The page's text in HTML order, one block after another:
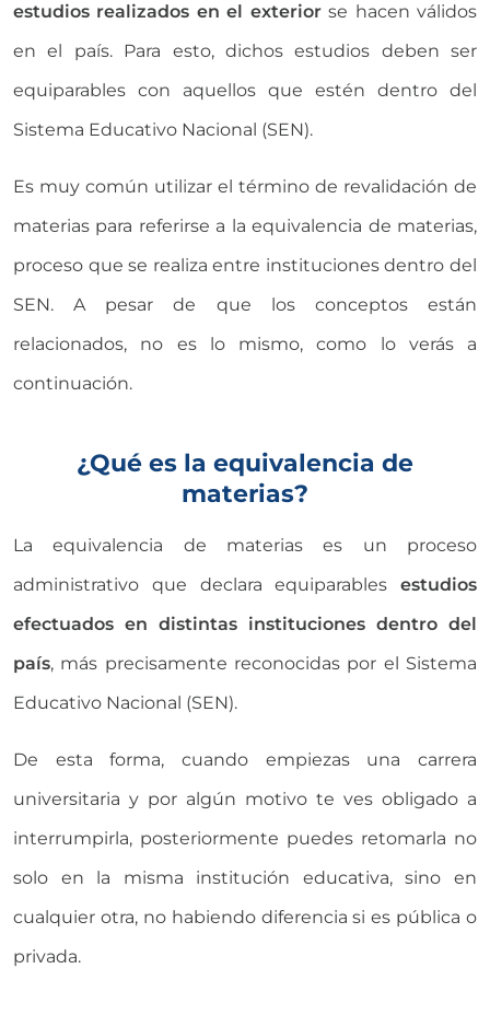
estudios realizados en el exteriorse hacen válidos
en el país. Para esto, dichos estudios deben ser
equiparables con aquellos que estén dentro del
Sistema Educativo Nacional (SEN).
Es muy común utilizar el término de revalidación de
materias para referirse a la equivalencia de materias,
proceso que se realiza entre instituciones dentro del
SEN. A pesar de que los conceptos están
relacionados, no es lo mismo, como lo verás a
continuación.
¿Qué es la equivalencia de
materias?
La equivalencia de materias es un proceso
administrativo que declara equiparables estudios
efectuados en distintas instituciones dentro del
país, más precisamente reconocidas por el Sistema
Educativo Nacional (SEN).
De esta forma, cuando empiezas una carrera
universitaria y por algún motivo te ves obligado a
interrumpirla, posteriormente puedes retomarla no
solo en la misma institución educativa, sino en
cualquier otra, no habiendo diferencia si es pública o
privada.